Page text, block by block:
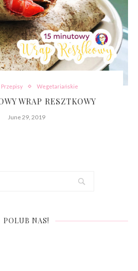
Przepisy Wegetariańskie
WRAP RESZTKOWY
June 29, 2019
POLUB NAS!